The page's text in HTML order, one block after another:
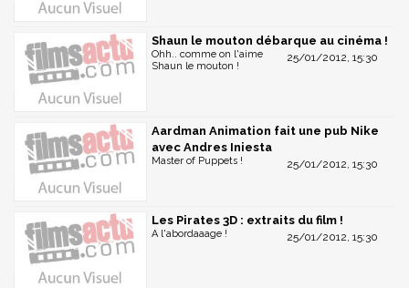
Shaun le mouton débarque au cinéma !
25/01/2012, 15:30
Ohh.. comme on l'aime
Shaun le mouton !
Aardman Animation fait une pub Nike
avec Andres Iniesta
25/01/2012, 15:30
Master of Puppets !
Les Pirates 3D : extraits du film !
25/01/2012, 15:30
A l'abordaaage !